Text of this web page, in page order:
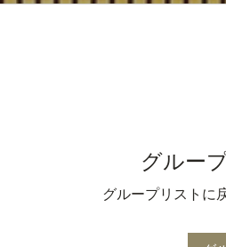
グルー
グループリストに